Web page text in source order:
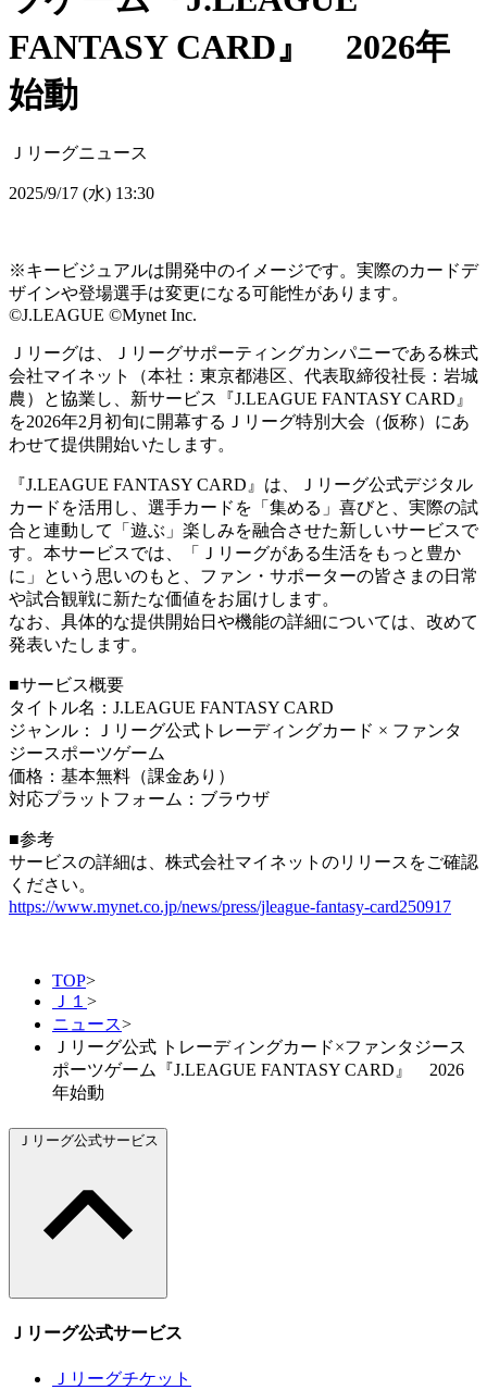
FANTASY CARD』 2026年
始動
Ｊリーグニュース
2025/9/17 (水) 13:30
※キービジュアルは開発中のイメージです。実際のカードデ
ザインや登場選手は変更になる可能性があります。
©J.LEAGUE ©Mynet Inc.
Ｊリーグは、Ｊリーグサポーティングカンパニーである株式
会社マイネット（本社：東京都港区、代表取締役社長：岩城
農）と協業し、新サービス『J.LEAGUE FANTASY CARD』
を2026年2月初旬に開幕するＪリーグ特別大会（仮称）にあ
わせて提供開始いたします。
『J.LEAGUE FANTASY CARD』は、Ｊリーグ公式デジタル
カードを活用し、選手カードを「集める」喜びと、実際の試
合と連動して「遊ぶ」楽しみを融合させた新しいサービスで
す。本サービスでは、「Ｊリーグがある生活をもっと豊か
に」という思いのもと、ファン・サポーターの皆さまの日常
や試合観戦に新たな価値をお届けします。
なお、具体的な提供開始日や機能の詳細については、改めて
発表いたします。
■サービス概要
タイトル名：J.LEAGUE FANTASY CARD
ジャンル：Ｊリーグ公式トレーディングカード × ファンタ
ジースポーツゲーム
価格：基本無料（課金あり）
対応プラットフォーム：ブラウザ
■参考
サービスの詳細は、株式会社マイネットのリリースをご確認
ください。
https://www.mynet.co.jp/news/press/jleague-fantasy-card250917
TOP>
Ｊ１ >
ニュース>
Ｊリーグ公式 トレーディングカード×ファンタジース
ポーツゲーム『J.LEAGUE FANTASY CARD』 2026
年始動
Ｊリーグ公式サービス
Ｊリーグ公式サービス
Ｊリーグチケット